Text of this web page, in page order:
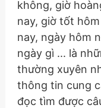
không, giờ
nay, giờ tốt
nay, ngày hôm
ngày gì ... là
thường xuyên
thông tin cung
đọc tìm được